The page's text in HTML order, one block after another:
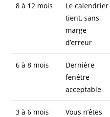
8 à 12 mois
Le calendrier
tient, sans
marge
d’erreur
6 à 8 mois
Dernière
fenêtre
acceptable
3 à 6 mois
Vous n’êtes